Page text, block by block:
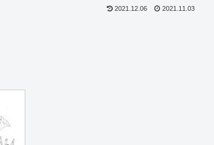
2021.12.06 2021.11.03